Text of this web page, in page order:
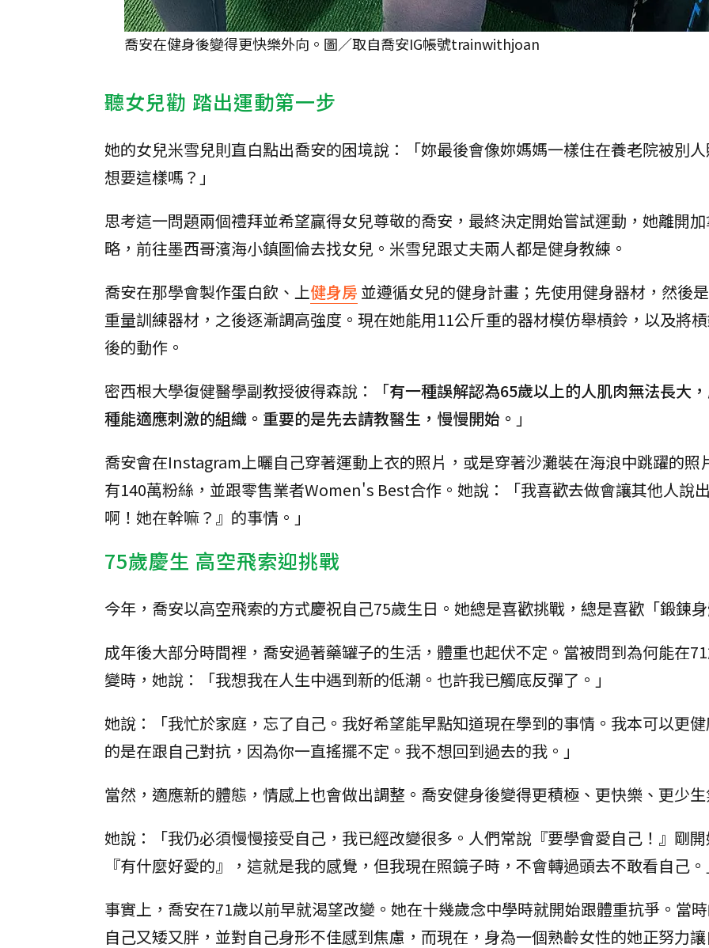
喬安在健身後變得更快樂外向。圖／取自喬安IG帳號trainwithjoan
聽女兒勸 踏出運動第一步
她的女兒米雪兒則直白點出喬安的困境說：「妳最後會像妳媽媽一樣住在養老院被別
想要這樣嗎？」
思考這一問題兩個禮拜並希望贏得女兒尊敬的喬安，最終決定開始嘗試運動，她離開
略，前往墨西哥濱海小鎮圖倫去找女兒。米雪兒跟丈夫兩人都是健身教練。
喬安在那學會製作蛋白飲、上健身房 並遵循女兒的健身計畫；先使用健身器材，然後
重量訓練器材，之後逐漸調高強度。現在她能用11公斤重的器材模仿舉槓鈴，以及將
後的動作。
密西根大學復健醫學副教授彼得森說：「有一種誤解認為65歲以上的人肌肉無法長大
種能適應刺激的組織。重要的是先去請教醫生，慢慢開始。 」
喬安會在Instagram上曬自己穿著運動上衣的照片，或是穿著沙灘裝在海浪中跳躍的照
有140萬粉絲，並跟零售業者Women's Best合作。她說：「我喜歡去做會讓其他人說
啊！她在幹嘛？』的事情。」
75歲慶生 高空飛索迎挑戰
今年，喬安以高空飛索的方式慶祝自己75歲生日。她總是喜歡挑戰，總是喜歡「鍛鍊
成年後大部分時間裡，喬安過著藥罐子的生活，體重也起伏不定。當被問到為何能在
變時，她說：「我想我在人生中遇到新的低潮。也許我已觸底反彈了。」
她說：「我忙於家庭，忘了自己。我好希望能早點知道現在學到的事情。我本可以更
的是在跟自己對抗，因為你一直搖擺不定。我不想回到過去的我。」
當然，適應新的體態，情感上也會做出調整。喬安健身後變得更積極、更快樂、更少
她說：「我仍必須慢慢接受自己，我已經改變很多。人們常說『要學會愛自己！』剛
『有什麼好愛的』，這就是我的感覺，但我現在照鏡子時，不會轉過頭去不敢看自己
事實上，喬安在71歲以前早就渴望改變。她在十幾歲念中學時就開始跟體重抗爭。當
自己又矮又胖，並對自己身形不佳感到焦慮，而現在，身為一個熟齡女性的她正努力